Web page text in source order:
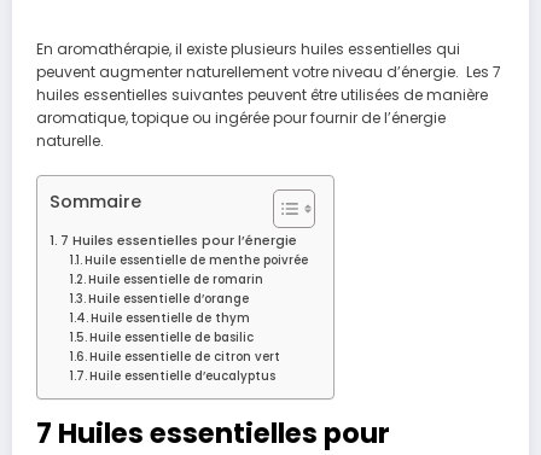
En aromathérapie, il existe plusieurs huiles essentielles qui
peuvent augmenter naturellement votre niveau d’énergie. Les 7
huiles essentielles suivantes peuvent être utilisées de manière
aromatique, topique ou ingérée pour fournir de l’énergie
naturelle.
Sommaire
7 Huiles essentielles pour l’énergie
Huile essentielle de menthe poivrée
Huile essentielle de romarin
Huile essentielle d’orange
Huile essentielle de thym
Huile essentielle de basilic
Huile essentielle de citron vert
Huile essentielle d’eucalyptus
7 Huiles essentielles pour